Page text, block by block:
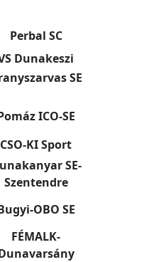
Perbal SC
Dunakeszi
SE
ICO-SE
CSO-KI Sport
SE-
Szentendre
OBO SE
FÉMALK-